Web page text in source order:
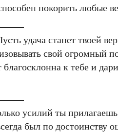
покорить любые
удача станет твоей
свой огромный
благосклонна к тебе и
усилий ты прилагаешь
был по достоинству